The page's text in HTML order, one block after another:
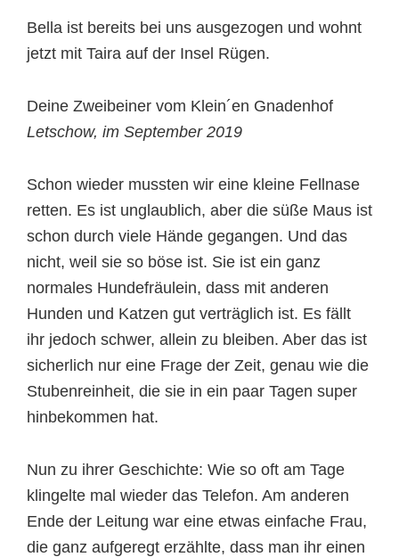
Bella ist bereits bei uns ausgezogen und wohnt
jetzt mit Taira auf der Insel Rügen.
Deine Zweibeiner vom Klein´en Gnadenhof
Letschow, im September 2019
Schon wieder mussten wir eine kleine Fellnase
retten. Es ist unglaublich, aber die süße Maus ist
schon durch viele Hände gegangen. Und das
nicht, weil sie so böse ist. Sie ist ein ganz
normales Hundefräulein, dass mit anderen
Hunden und Katzen gut verträglich ist. Es fällt
ihr jedoch schwer, allein zu bleiben. Aber das ist
sicherlich nur eine Frage der Zeit, genau wie die
Stubenreinheit, die sie in ein paar Tagen super
hinbekommen hat.
Nun zu ihrer Geschichte: Wie so oft am Tage
klingelte mal wieder das Telefon. Am anderen
Ende der Leitung war eine etwas einfache Frau,
die ganz aufgeregt erzählte, dass man ihr einen